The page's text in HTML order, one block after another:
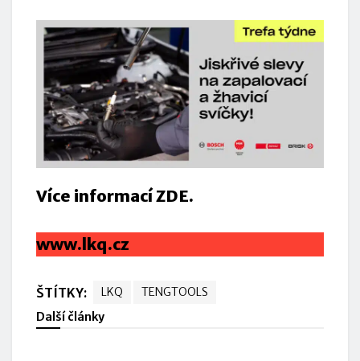
Více informací ZDE.
www.lkq.cz
ŠTÍTKY: LKQ
TENGTOOLS
Další články